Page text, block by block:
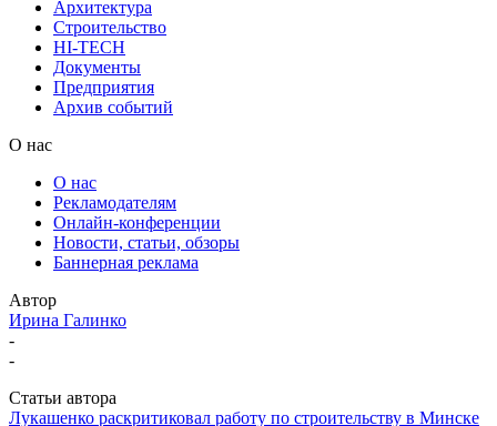
Архитектура
Строительство
HI-TECH
Документы
Предприятия
Архив событий
О нас
О нас
Рекламодателям
Онлайн-конференции
Новости, статьи, обзоры
Баннерная реклама
Автор
Ирина Галинко
-
-
Статьи автора
Лукашенко раскритиковал работу по строительству в Минске